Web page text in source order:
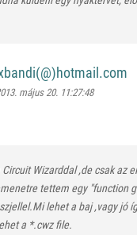
hotmail.com
május 20. 11:27:48
Wizarddal ,de csak az
tettem egy "function
lehet a baj ,vagy jó
a *.cwz file.